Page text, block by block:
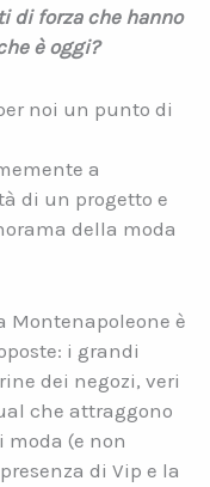
di forza che hanno
è oggi?
noi un punto di
a
di un progetto e
della moda
Montenapoleone è
i grandi
dei negozi, veri
che attraggono
(e non
di Vip e la